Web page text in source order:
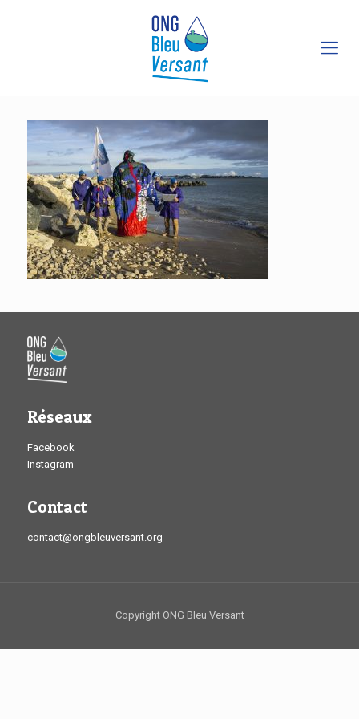
Réseaux
Facebook
Instagram
Contact
contact@ongbleuversant.org
Copyright ONG Bleu Versant